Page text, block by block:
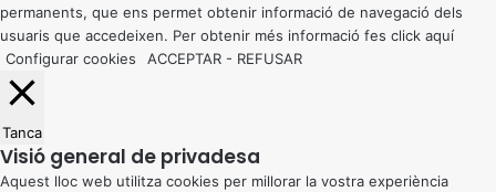
permanents, que ens permet obtenir informació de navegació dels
usuaris que accedeixen. Per obtenir més informació fes click aquí
Configurar cookies
ACCEPTAR - REFUSAR
Tanca
Visió general de privadesa
Aquest lloc web utilitza cookies per millorar la vostra experiència